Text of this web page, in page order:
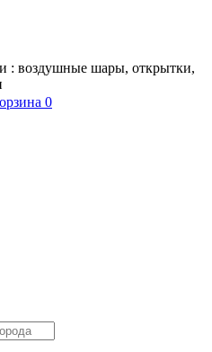
: воздушные шары, открытки,
0